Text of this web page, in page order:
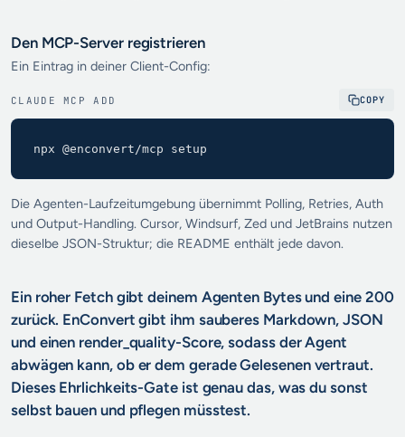
Den MCP-Server registrieren
Ein Eintrag in deiner Client-Config:
CLAUDE MCP ADD COPY
npx @enconvert/mcp setup
Die Agenten-Laufzeitumgebung übernimmt Polling, Retries, Auth
und Output-Handling. Cursor, Windsurf, Zed und JetBrains nutzen
dieselbe JSON-Struktur; die README enthält jede davon.
Ein roher Fetch gibt deinem Agenten Bytes und eine 200
zurück. EnConvert gibt ihm sauberes Markdown, JSON
und einen render_quality-Score, sodass der Agent
abwägen kann, ob er dem gerade Gelesenen vertraut.
Dieses Ehrlichkeits-Gate ist genau das, was du sonst
selbst bauen und pflegen müsstest.